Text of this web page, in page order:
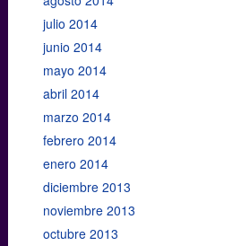
julio 2014
junio 2014
mayo 2014
abril 2014
marzo 2014
febrero 2014
enero 2014
diciembre 2013
noviembre 2013
octubre 2013